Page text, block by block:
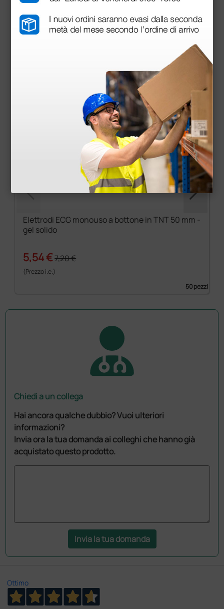
(Prezzo i.e.)
10 pezzi
Elettrodi ECG monouso a bottone in TNT 50 mm -
gel solido
5,54 €7,20 €
(Prezzo i.e.)
50 pezzi
Chiedi a un collega
Hai ancora qualche dubbio? Vuoi ulteriori
informazioni?
Invia ora la tua domanda ai colleghi che hanno già
acquistato questo prodotto.
Invia la tua domanda
Ottimo